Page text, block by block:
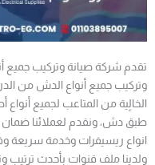
تقدم شركة صيانة وتركيب جميع
وتركيب جميع أنواع الدش من
الخالٍية من المتاعب لجميع
طبق دش، ونقدم لعملائنا ضمان
انواع ريسيفرات وخدمة سريعة
ولدينا ملف قنوات بأحدث ترتيب